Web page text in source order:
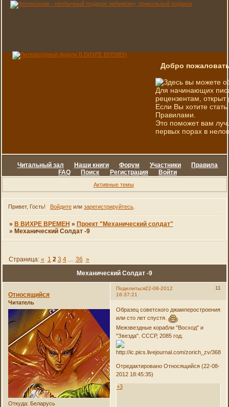
Добро
Здесь вы можете
Для начинающих
рецензентам, открыт
Если Вы хотите
Правилами.
Это поможет вам
первых порах в
Читальный зал Наши книги Форум Участники
Правила
FAQ
Поиск Регистрация Войти
Активные темы
Привет, Гость! Войдитеили зарегистрируйтесь.
» В ВИХРЕ ВРЕМЕН » Проект "Механический солдат"
» Механический Солдат -9
Механический Солдат -9
Страница: « 1 2 3 4 … 36 »
Поделиться 11
22-08-2012
16:37:21
Относящийся
Читатель
Откуда: Беларусь
Образец советского джамперостроения
или сто лет спустя.
Межзвездные корабли "Восход" и
"Звезда". СССР, 2085 год.
Отредактировано Относящийся (22-08-
2012 18:45:35)
+3